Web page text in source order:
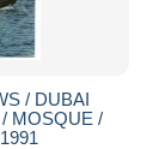
/ DUBAI
MOSQUE /